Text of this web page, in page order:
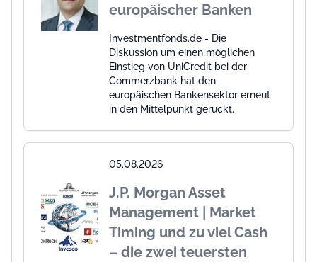
europäischer Banken
Investmentfonds.de - Die
Diskussion um einen möglichen
Einstieg von UniCredit bei der
Commerzbank hat den
europäischen Bankensektor erneut
in den Mittelpunkt gerückt.
05.08.2026
J.P. Morgan Asset
Management | Market
Timing und zu viel Cash
– die zwei teuersten